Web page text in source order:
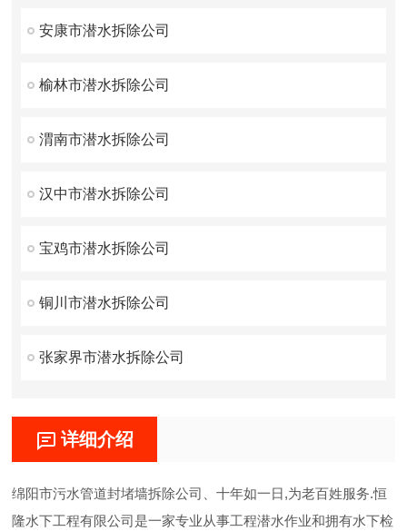
安康市潜水拆除公司
榆林市潜水拆除公司
渭南市潜水拆除公司
汉中市潜水拆除公司
宝鸡市潜水拆除公司
铜川市潜水拆除公司
张家界市潜水拆除公司
详细介绍
绵阳市污水管道封堵墙拆除公司、十年如一日,为老百姓服务.恒
隆水下工程有限公司是一家专业从事工程潜水作业和拥有水下检